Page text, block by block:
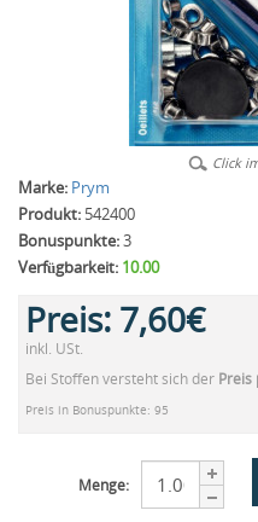
Click
Marke: Prym
Produkt: 542400
Bonuspunkte:3
Verfügbarkeit: 10.00
Preis: 7,60€
inkl. USt.
Bei Stoffen versteht sich der Preis
Preis in Bonuspunkte: 95
Menge: